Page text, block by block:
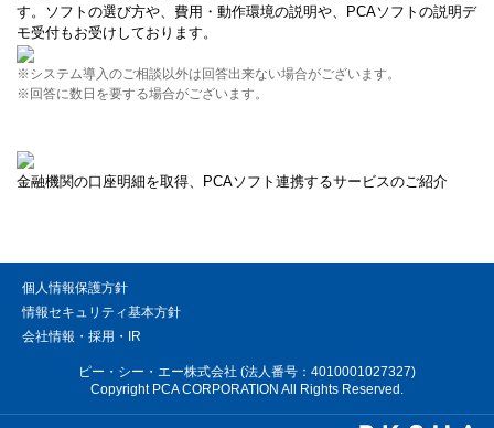
す。ソフトの選び方や、費用・動作環境の説明や、PCAソフトの説明デ
モ受付もお受けしております。
※システム導入のご相談以外は回答出来ない場合がございます。
※回答に数日を要する場合がございます。
金融機関の口座明細を取得、PCAソフト連携するサービスのご紹介
個人情報保護方針
情報セキュリティ基本方針
会社情報・採用・IR
ピー・シー・エー株式会社 (法人番号：4010001027327)
Copyright PCA CORPORATION All Rights Reserved.